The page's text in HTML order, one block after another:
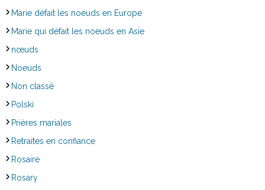
Marie défait les noeuds en Europe
Marie qui défait les noeuds en Asie
nœuds
Noeuds
Non classé
Polski
Prières mariales
Retraites en confiance
Rosaire
Rosary